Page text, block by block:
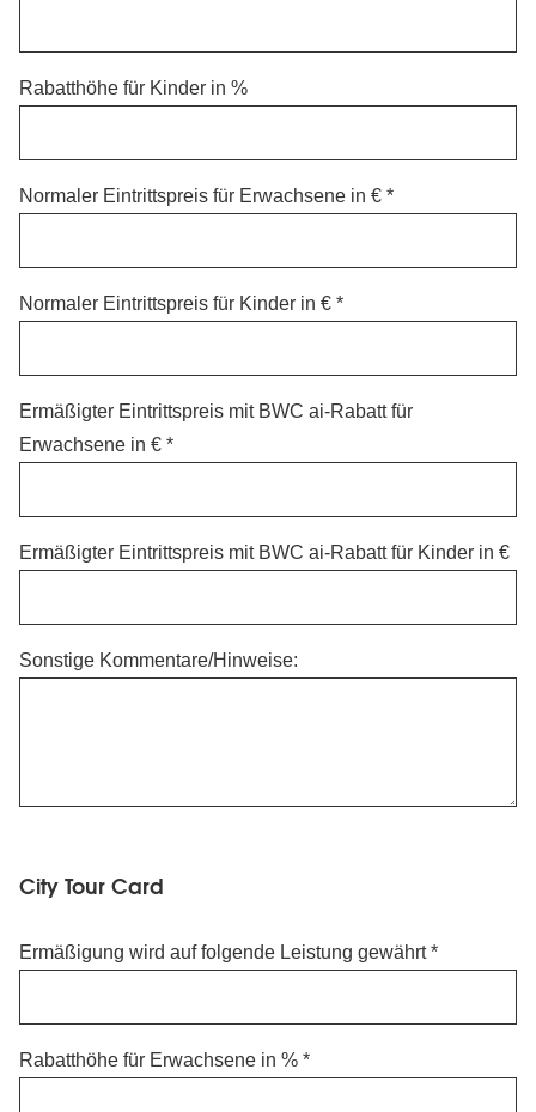
Rabatthöhe für Kinder in %
Normaler Eintrittspreis für Erwachsene in €
Normaler Eintrittspreis für Kinder in €
Ermäßigter Eintrittspreis mit BWC ai-Rabatt für
Erwachsene in €
Ermäßigter Eintrittspreis mit BWC ai-Rabatt für Kinder in €
Sonstige Kommentare/Hinweise:
Tour
City Tour Card
Ermäßigung wird auf folgende Leistung gewährt
Rabatthöhe für Erwachsene in %